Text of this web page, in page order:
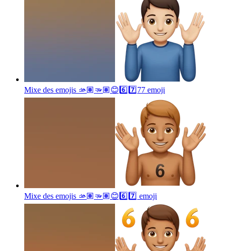
Mixe des emojis 🫴🏽🫳🏽😊6️⃣7️⃣77 emoji
Mixe des emojis 🫴🏽🫳🏽😊6️⃣7️⃣ emoji